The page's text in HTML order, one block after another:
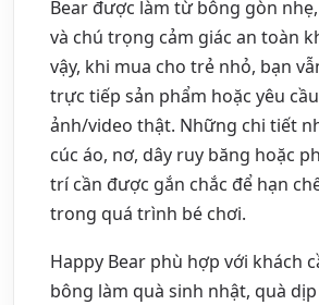
Bear được làm từ bông gòn
và chú trọng cảm giác an toàn
vậy, khi mua cho trẻ nhỏ, bạn
trực tiếp sản phẩm hoặc yêu
ảnh/video thật. Những chi tiết
cúc áo, nơ, dây ruy băng hoặc
trí cần được gắn chắc để hạn
trong quá trình bé chơi.
Happy Bear phù hợp với khách
bông làm quà sinh nhật, quà